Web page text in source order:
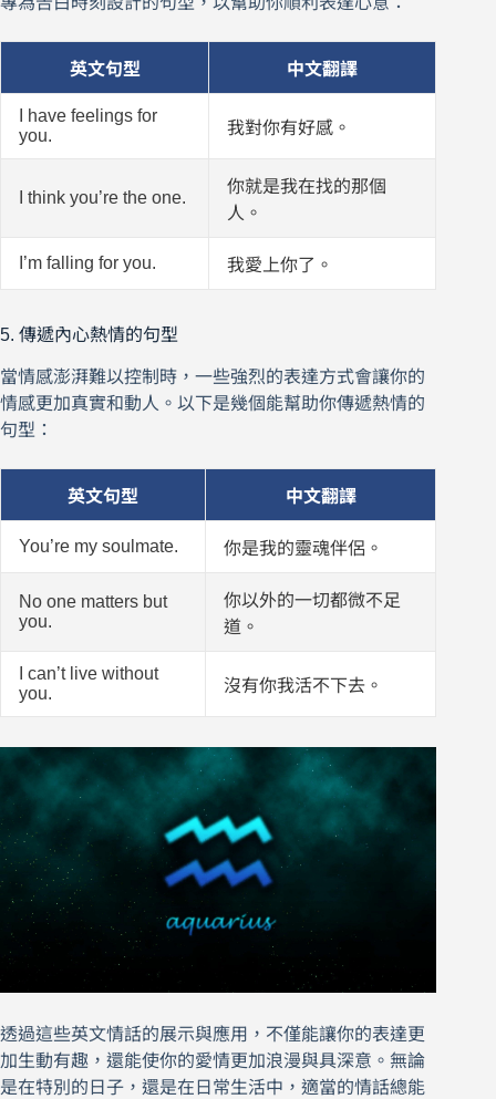
英文句型 中文翻譯
I have feelings for
you.
我對你有好感。
I think you’re the one.
你就是我在找的那個
人。
I’m falling for you. 我愛上你了。
5. 傳遞內心熱情的句型
當情感澎湃難以控制時，一些強烈的表達方式會讓你的
情感更加真實和動人。以下是幾個能幫助你傳遞熱情的
句型：
英文句型 中文翻譯
You’re my soulmate. 你是我的靈魂伴侶。
No one matters but
you.
你以外的一切都微不足
道。
I can’t live without
you.
沒有你我活不下去。
透過這些英文情話的展示與應用，不僅能讓你的表達更
加生動有趣，還能使你的愛情更加浪漫與具深意。無論
是在特別的日子，還是在日常生活中，適當的情話總能